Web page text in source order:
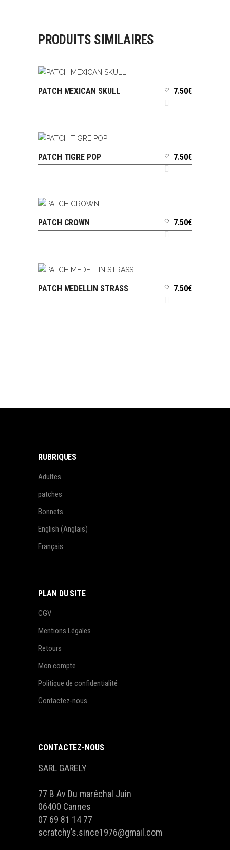
PRODUITS SIMILAIRES
AJOUTER AU PANIER
PATCH MEXICAN SKULL 7.50€
AJOUTER AU PANIER
PATCH TIGRE POP 7.50€
AJOUTER AU PANIER
PATCH CROWN 7.50€
AJOUTER AU PANIER
PATCH MEDELLIN STRASS 7.50€
RUBRIQUES
Adultes
patches
Bonnets
English (Anglais)
Français
PLAN DU SITE
CGV
Mentions Légales
Retours
Mon compte
Politique de confidentialité
Contactez-nous
CONTACTEZ-NOUS
SARL GARELY
77 B Av Du maréchal Juin
06400 Cannes
07 69 81 14 77
scratchy’s.since1976@gmail.com